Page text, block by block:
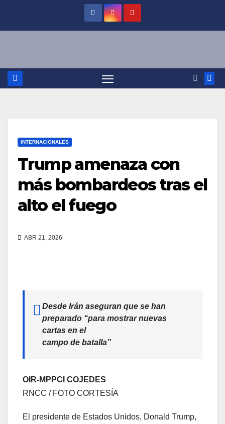
INTERNACIONALES
Trump amenaza con
más bombardeos tras el
alto el fuego
ABR 21, 2026
Desde Irán aseguran que se han
preparado “para mostrar nuevas
cartas en el
campo de batalla”
OIR-MPPCI COJEDES
RNCC / FOTO CORTESÍA
El presidente de Estados Unidos, Donald Trump,